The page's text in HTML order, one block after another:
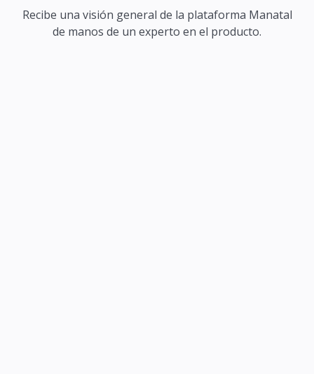
Recibe una visión general de la plataforma Manatal
de manos de un experto en el producto.